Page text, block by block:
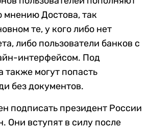
мнению Достова, так
те, у кого либо нет
либо пользователи банков с
интерфейсом. Под
также могут попасть
без документов.
подписать президент России
Они вступят в силу после